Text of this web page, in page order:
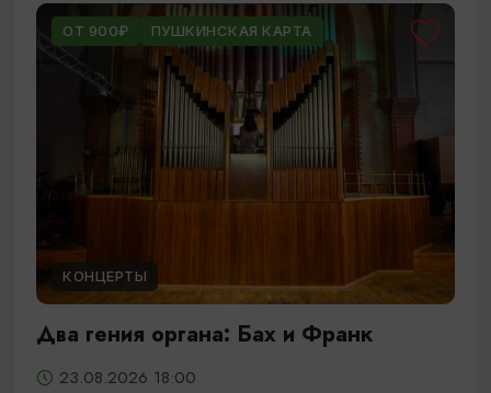
ОТ 900₽ ПУШКИНСКАЯ КАРТА
КОНЦЕРТЫ
Два гения органа: Бах и Франк
23.08.2026 18:00